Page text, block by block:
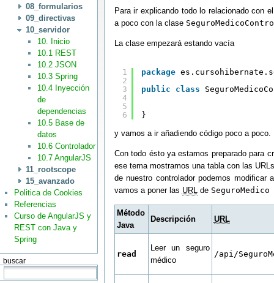
08_formularios
09_directivas
10_servidor
10. Inicio
10.1 REST
10.2 JSON
10.3 Spring
10.4 Inyección
de
dependencias
10.5 Base de
datos
10.6 Controlador
10.7 AngularJS
11_rootscope
15_avanzado
Politica de Cookies
Referencias
Curso de AngularJS y
REST con Java y
Spring
buscar
Para ir explicando todo lo relacionado con
a poco con la clase
La clase empezará estando vacía
1
2
3
4
5
6
package
public
class
}
y vamos a ir añadiendo código poco a poco.
Con todo ésto ya estamos preparado para
ese tema mostramos una tabla con las
de nuestro controlador podemos
vamos a poner las URL de SeguroMedico
Método
Java
Descripción URL
read
Leer un seguro
médico
/api/